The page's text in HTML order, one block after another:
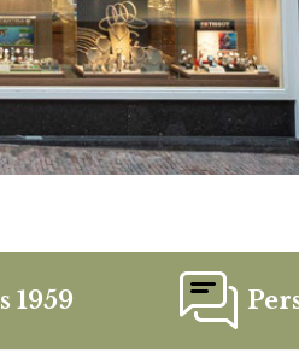
1959